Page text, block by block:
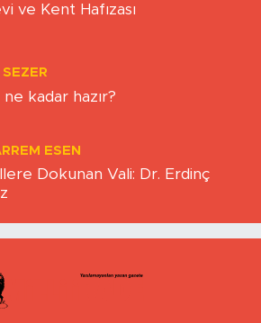
ve Kent Hafızası
ne kadar hazır?
ESEN
Dokunan Vali: Dr. Erdinç